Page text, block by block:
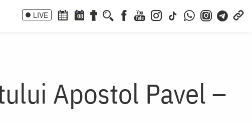
LIVE 08
Apostol Pavel –